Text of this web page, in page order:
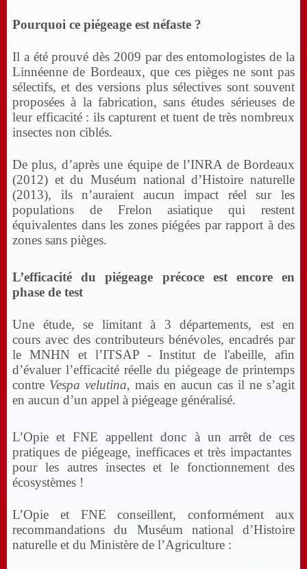
Pourquoi ce piégeage est néfaste ?
Il a été prouvé dès 2009 par des entomologistes de la
Linnéenne de Bordeaux, que ces pièges ne sont pas
sélectifs, et des versions plus sélectives sont souvent
proposées à la fabrication, sans études sérieuses de
leur efficacité : ils capturent et tuent de très nombreux
insectes non ciblés.
De plus, d’après une équipe de l’INRA de Bordeaux
(2012) et du Muséum national d’Histoire naturelle
(2013), ils n’auraient aucun impact réel sur les
populations de Frelon asiatique qui restent
équivalentes dans les zones piégées par rapport à des
zones sans pièges.
L’efficacité du piégeage précoce est encore en
phase de test
Une étude, se limitant à 3 départements, est en
cours avec des contributeurs bénévoles, encadrés par
le MNHN et l’ITSAP - Institut de l'abeille, afin
d’évaluer l’efficacité réelle du piégeage de printemps
contre Vespa velutina, mais en aucun cas il ne s’agit
en aucun d’un appel à piégeage généralisé.
L’Opie et FNE appellent donc à un arrêt de ces
pratiques de piégeage, inefficaces et très impactantes
pour les autres insectes et le fonctionnement des
écosystèmes !
L’Opie et FNE conseillent, conformément aux
recommandations du Muséum national d’Histoire
naturelle et du Ministère de l’Agriculture :